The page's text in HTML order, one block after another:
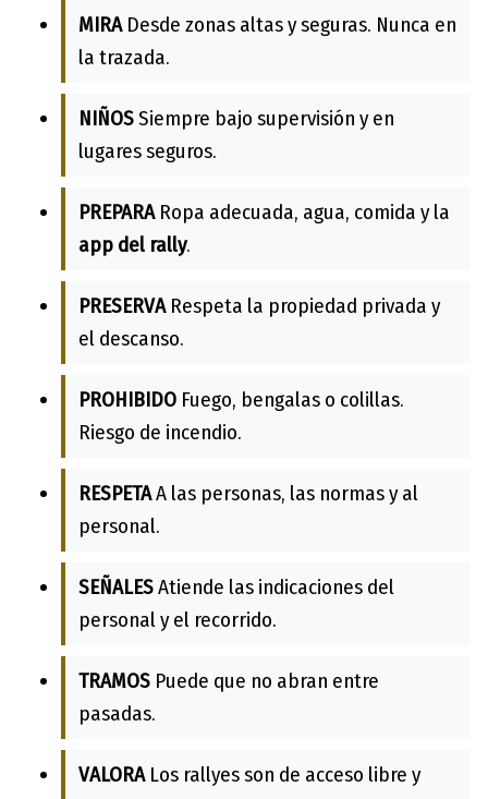
MIRADesde zonas altas y seguras. Nunca en
la trazada.
NIÑOSSiempre bajo supervisión y en
lugares seguros.
PREPARARopa adecuada, agua, comida y la
app del rally.
PRESERVARespeta la propiedad privada y
el descanso.
PROHIBIDO Fuego, bengalas o colillas.
Riesgo de incendio.
RESPETAA las personas, las normas y al
personal.
SEÑALESAtiende las indicaciones del
personal y el recorrido.
TRAMOS Puede que no abran entre
pasadas.
VALORALos rallyes son de acceso libre y